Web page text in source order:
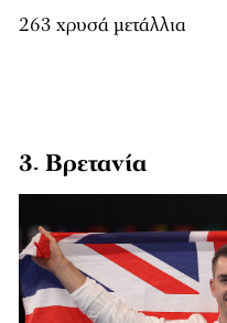
263 χρυσά μετάλλια
3. Βρετανία